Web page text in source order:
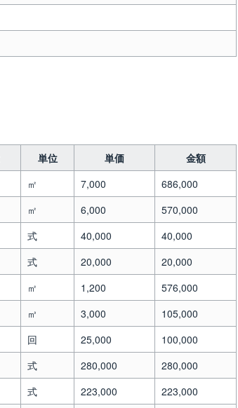
単位 単価
金額
㎡ 7,000
686,000
㎡ 6,000
570,000
式 40,000
40,000
式 20,000
20,000
㎡ 1,200
576,000
㎥ 3,000
105,000
回 25,000
100,000
式 280,000
280,000
式 223,000
223,000